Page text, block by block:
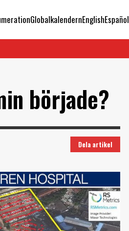
GlobalkalendernEnglishEspañol
började?
Dela artikel